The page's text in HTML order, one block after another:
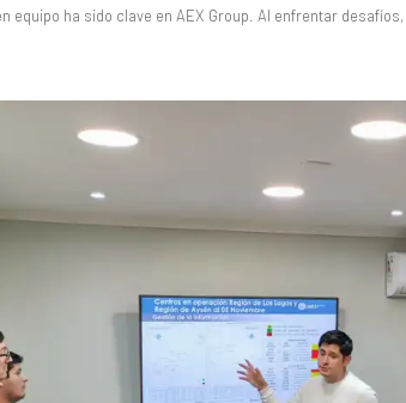
equipo ha sido clave en AEX Group. Al enfrentar